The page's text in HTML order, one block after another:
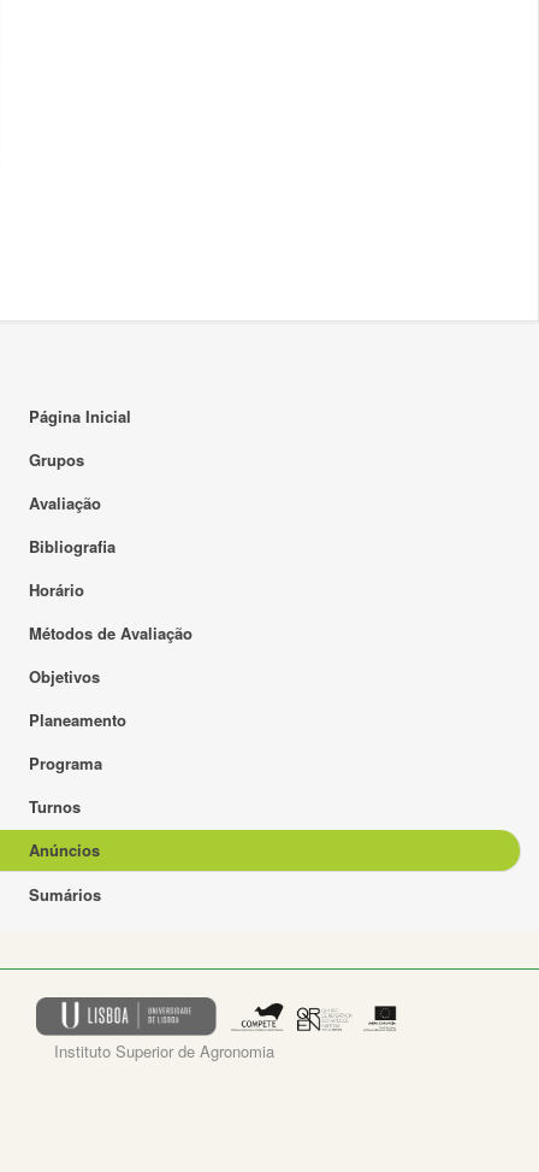
Página Inicial
Grupos
Avaliação
Bibliografia
Horário
Métodos de Avaliação
Objetivos
Planeamento
Programa
Turnos
Anúncios
Sumários
Instituto Superior de Agronomia